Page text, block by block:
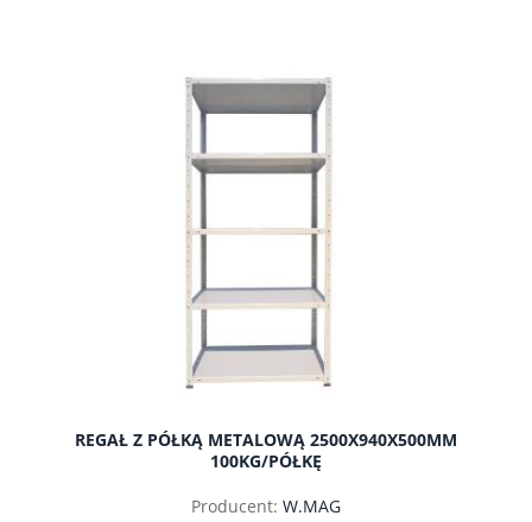
do koszyka
REGAŁ Z PÓŁKĄ METALOWĄ 2500X940X500MM
100KG/PÓŁKĘ
Producent: W.MAG